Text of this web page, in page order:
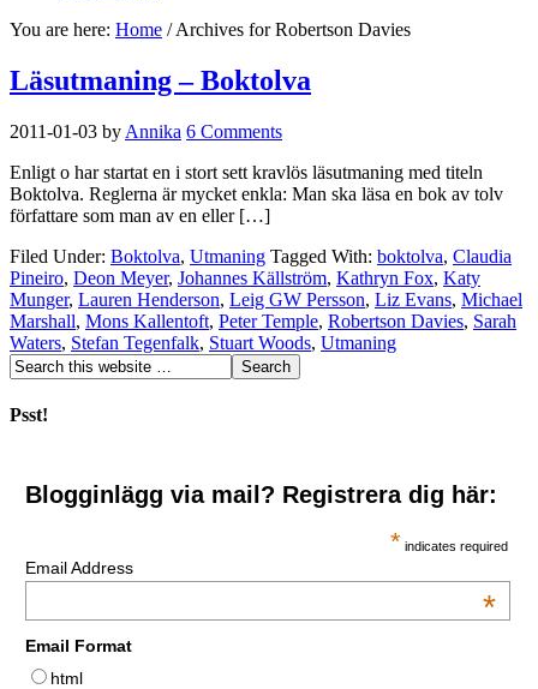
You are here: Home /Archives for Robertson Davies
Läsutmaning – Boktolva
2011-01-03 by Annika 6 Comments
Enligt o har startat en i stort sett kravlös läsutmaning med titeln
Boktolva. Reglerna är mycket enkla: Man ska läsa en bok av tolv
författare som man av en eller […]
Filed Under: Boktolva, Utmaning Tagged With: boktolva, Claudia
Pineiro, Deon Meyer, Johannes Källström, Kathryn Fox, Katy
Munger, Lauren Henderson, Leig GW Persson, Liz Evans, Michael
Marshall, Mons Kallentoft, Peter Temple, Robertson Davies, Sarah
Waters, Stefan Tegenfalk, Stuart Woods, Utmaning
Psst!
Blogginlägg via mail? Registrera dig här:
* indicates required
Email Address
*
Email Format
html